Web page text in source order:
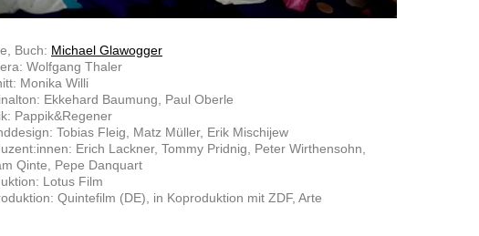
Buch: Michael Glawogger
Wolfgang Thaler
Monika Willi
Ekkehard Baumung, Paul Oberle
Pappik&Regener
Tobias Fleig, Matz Müller, Erik Mischijew
Erich Lackner, Tommy Pridnig, Peter Wirthensohn,
Qinte, Pepe Danquart
Lotus Film
Quintefilm (DE), in Koproduktion mit ZDF, Arte